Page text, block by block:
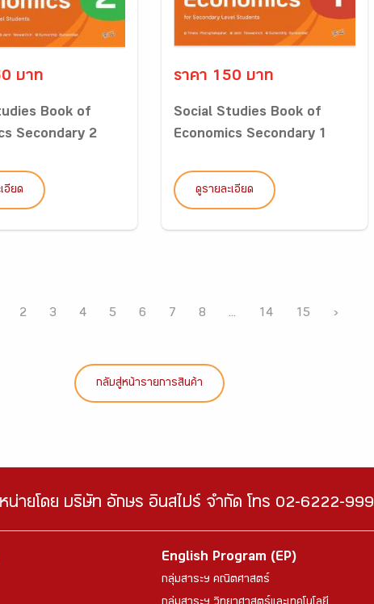
บาท
Book of
Secondary 2
อียด
ราคา 150 บาท
Social Studies Book of
Economics Secondary 1
ดูรายละเอียด
2 3 4 5 6 7 8 ... 14 15 ›
กลับสู่หน้ารายการสินค้า
น่ายโดย บริษัท อักษร อินสไปร์ จำกัด โทร 02-6222-999
English Program (EP)
กลุ่มสาระฯ คณิตศาสตร์